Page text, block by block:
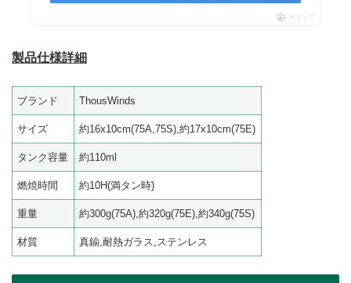
ポチップ
製品仕様詳細
ブランド ThousWinds
サイズ 約16x10cm(75A,75S),約17x10cm(75E)
タンク容量 約110ml
燃焼時間 約10H(満タン時)
重量 約300g(75A),約320g(75E),約340g(75S)
材質 真鍮,耐熱ガラス,ステンレス